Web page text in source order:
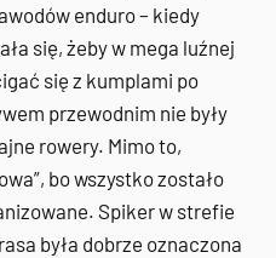
enduro – kiedy
się, żeby w mega luźnej
się z kumplami po
przewodnim nie były
rowery. Mimo to,
bo wszystko zostało
Spiker w strefie
była dobrze oznaczona